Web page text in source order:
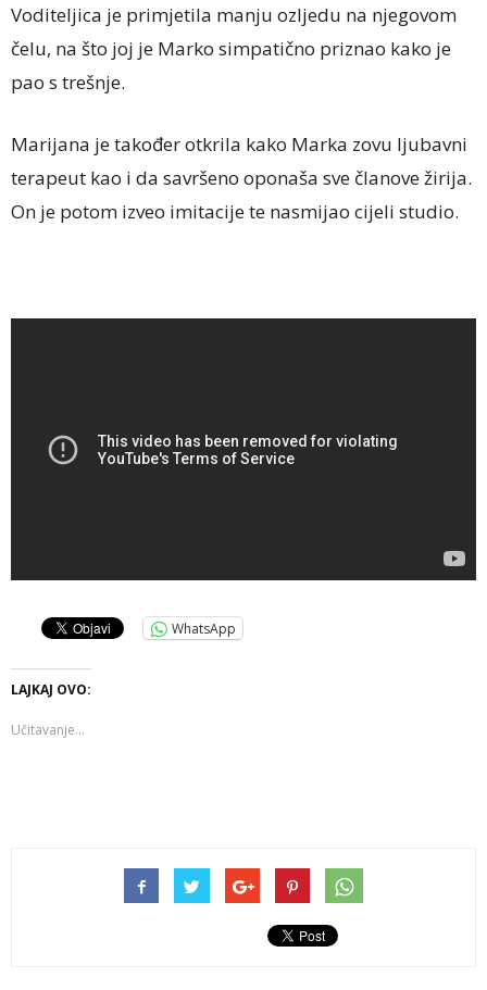
Voditeljica je primjetila manju ozljedu na njegovom
čelu, na što joj je Marko simpatično priznao kako je
pao s trešnje.
Marijana je također otkrila kako Marka zovu ljubavni
terapeut kao i da savršeno oponaša sve članove žirija.
On je potom izveo imitacije te nasmijao cijeli studio.
WhatsApp
LAJKAJ OVO:
Učitavanje...